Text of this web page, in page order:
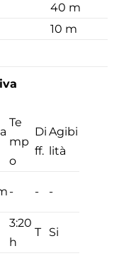
40 m
10 m
Te
mp
o
Di
ff.
Agibi
lità
- - -
3:20
h
T Si